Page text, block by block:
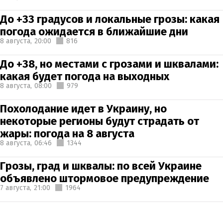
До +33 градусов и локальные грозы: какая
погода ожидается в ближайшие дни
8 августа, 20:00 816
До +38, но местами с грозами и шквалами:
какая будет погода на выходных
8 августа, 08:00 979
Похолодание идет в Украину, но
некоторые регионы будут страдать от
жары: погода на 8 августа
8 августа, 06:46 1344
Грозы, град и шквалы: по всей Украине
объявлено штормовое предупреждение
7 августа, 21:00 1964